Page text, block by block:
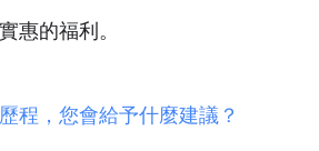
惠的福利。
程，您會給予什麼建議？